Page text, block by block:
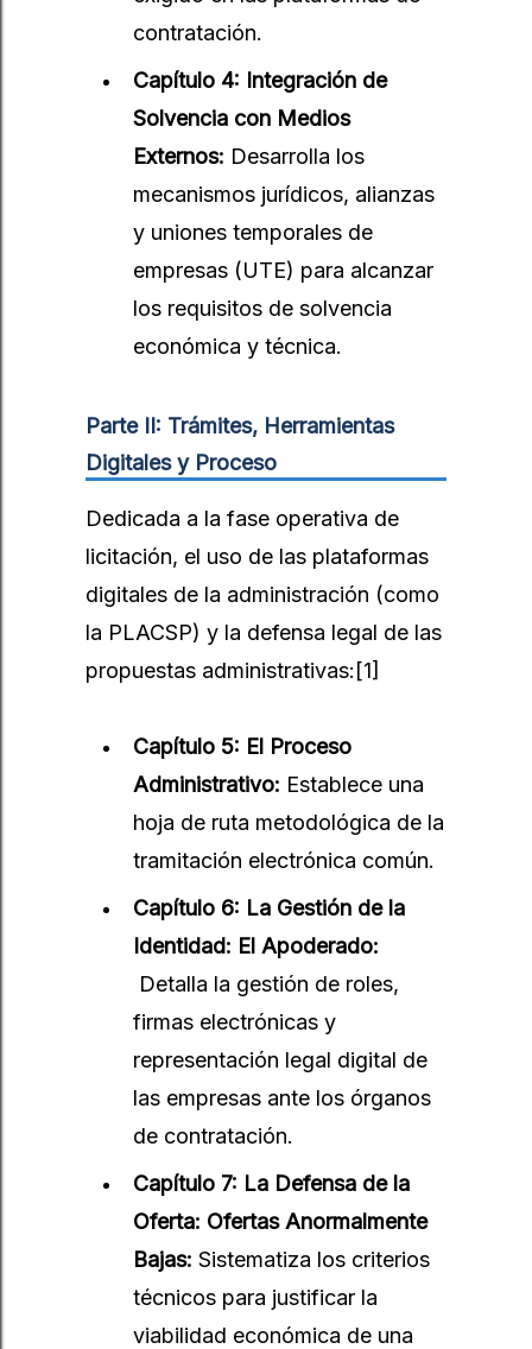
contratación.
Capítulo 4: Integración de
Solvencia con Medios
Externos: Desarrolla los
mecanismos jurídicos, alianzas
y uniones temporales de
empresas (UTE) para alcanzar
los requisitos de solvencia
económica y técnica.
Parte II: Trámites, Herramientas
Digitales y Proceso
Dedicada a la fase operativa de
licitación, el uso de las plataformas
digitales de la administración (como
la PLACSP) y la defensa legal de las
propuestas administrativas:[1]
Capítulo 5: El Proceso
Administrativo: Establece una
hoja de ruta metodológica de la
tramitación electrónica común.
Capítulo 6: La Gestión de la
Identidad: El Apoderado:
Detalla la gestión de roles,
firmas electrónicas y
representación legal digital de
las empresas ante los órganos
de contratación.
Capítulo 7: La Defensa de la
Oferta: Ofertas Anormalmente
Bajas: Sistematiza los criterios
técnicos para justificar la
viabilidad económica de una